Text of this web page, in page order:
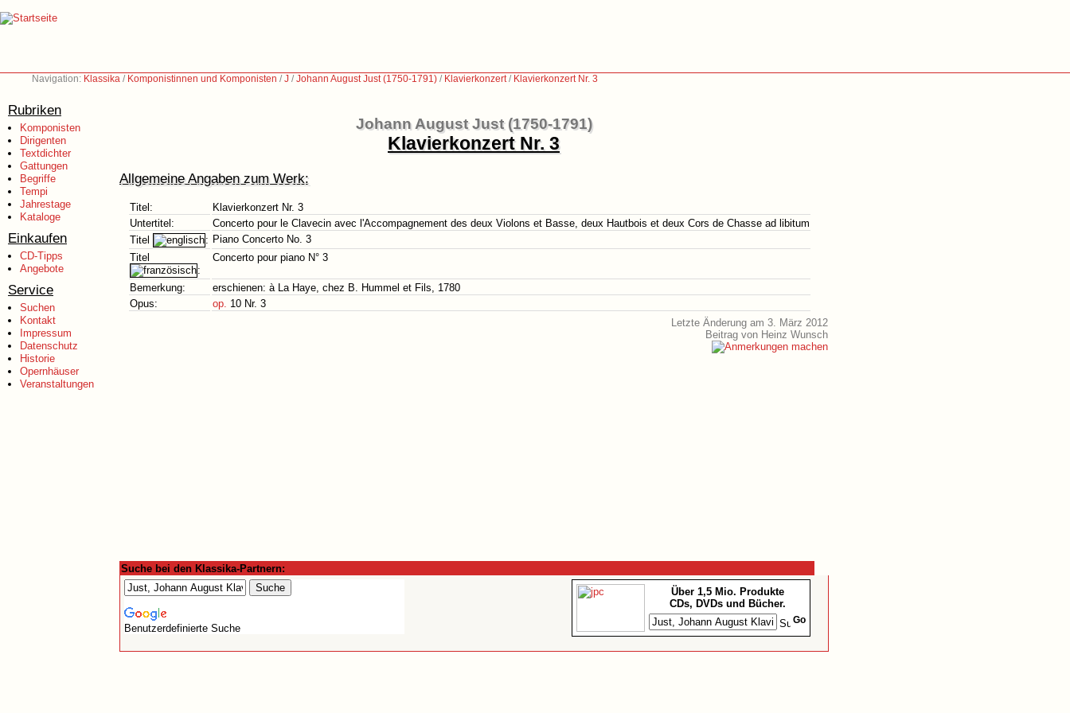
Navigation: Klassika / Komponistinnen und Komponisten /J /Johann August Just (1750-1791) / Klavierkonzert/ Klavierkonzert Nr. 3
Rubriken
Komponisten
Dirigenten
Textdichter
Gattungen
Begriffe
Tempi
Jahrestage
Kataloge
Einkaufen
CD-Tipps
Angebote
Service
Suchen
Kontakt
Impressum
Datenschutz
Historie
Opernhäuser
Veranstaltungen
Johann August Just (1750-1791)
Klavierkonzert Nr. 3
Allgemeine Angaben zum Werk:
Titel:
Klavierkonzert Nr. 3
Untertitel:
Concerto pour le Clavecin avec l'Accompagnement des deux Violons et Basse, deux Hautbois et deux Cors de Chasse ad libitum
Titel
: Piano Concerto No. 3
Titel
:
Concerto pour piano N° 3
Bemerkung:
erschienen: à La Haye, chez B. Hummel et Fils, 1780
Opus:
op. 10 Nr. 3
Letzte Änderung am 3. März 2012
Beitrag von Heinz Wunsch
Suche bei den Klassika-Partnern:
Benutzerdefinierte Suche
Über 1,5 Mio. Produkte
CDs, DVDs und Bücher.
Go